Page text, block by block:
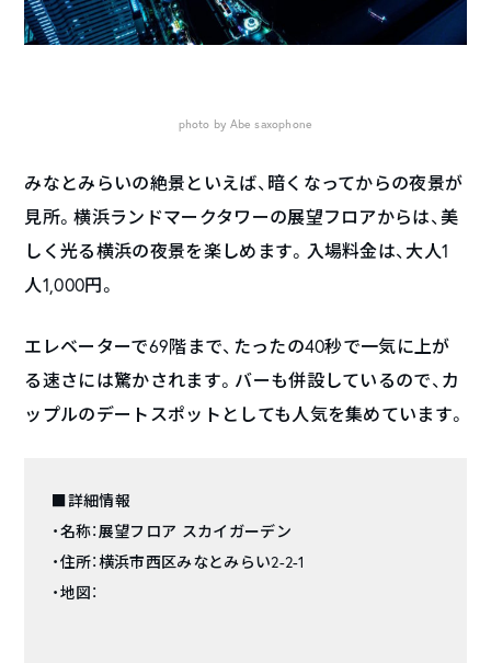
photo by Abe saxophone
みなとみらいの絶景といえば、暗くなってからの夜景が
見所。横浜ランドマークタワーの展望フロアからは、美
しく光る横浜の夜景を楽しめます。入場料金は、大人1
人1,000円。
エレベーターで69階まで、たったの40秒で一気に上が
る速さには驚かされます。バーも併設しているので、カ
ップルのデートスポットとしても人気を集めています。
■詳細情報
・名称：展望フロア スカイガーデン
・住所：横浜市西区みなとみらい2-2-1
・地図：